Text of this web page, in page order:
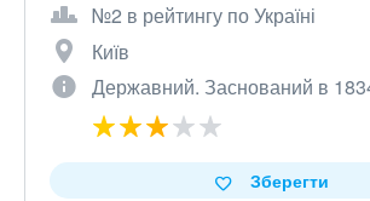
№2 в рейтингу по Україні
Київ
Державний. Заснований в
Зберегти